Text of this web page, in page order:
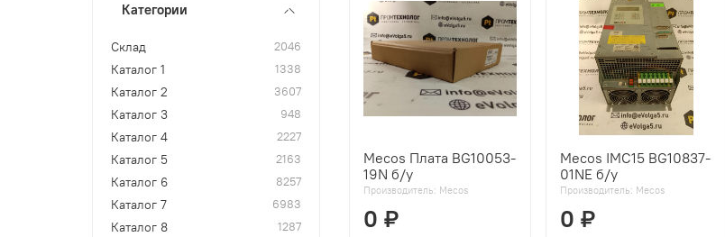
Mecos Плата BG10053-
19N б/у
Производитель: Mecos
0 ₽
Mecos IMC15 BG10837-
01NE б/у
Производитель: Mecos
0 ₽
Категории
Склад 2046
Каталог 1 1338
Каталог 2 3607
Каталог 3 948
Каталог 4 2227
Каталог 5 2163
Каталог 6 8257
Каталог 7 6983
Каталог 8 1287